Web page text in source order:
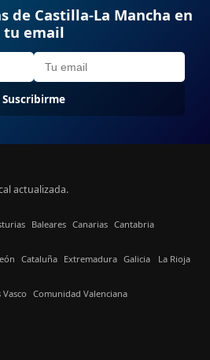
de Castilla-La Mancha en
tu email
Suscribirme
actualizada.
Baleares Canarias Cantabria
Cataluña Extremadura Galicia La Rioja
Vasco Comunidad Valenciana